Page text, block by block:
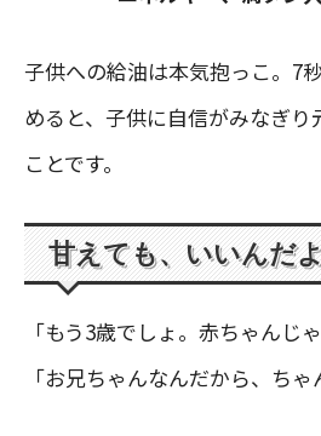
子供への給油は本気抱っこ。7
めると、子供に自信がみなぎ
ことです。
甘えても、いいんだ
「もう3歳でしょ。赤ちゃんじ
「お兄ちゃんなんだから、ちゃ